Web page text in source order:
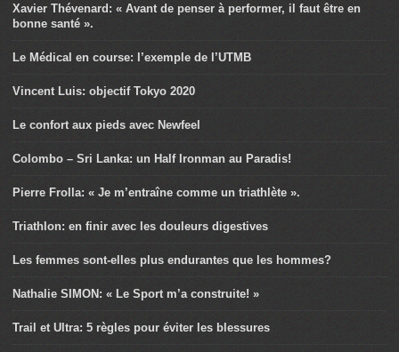
Xavier Thévenard: « Avant de penser à performer, il faut être en
bonne santé ».
Le Médical en course: l’exemple de l’UTMB
Vincent Luis: objectif Tokyo 2020
Le confort aux pieds avec Newfeel
Colombo – Sri Lanka: un Half Ironman au Paradis!
Pierre Frolla: « Je m’entraîne comme un triathlète ».
Triathlon: en finir avec les douleurs digestives
Les femmes sont-elles plus endurantes que les hommes?
Nathalie SIMON: « Le Sport m’a construite! »
Trail et Ultra: 5 règles pour éviter les blessures